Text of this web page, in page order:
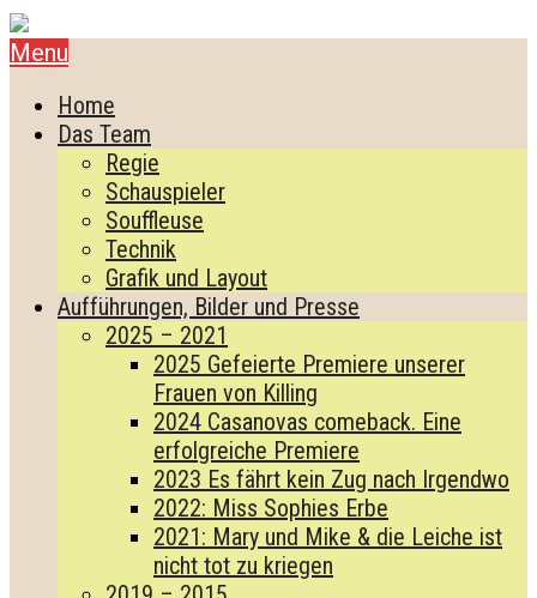
Menu
Home
Das Team
Regie
Schauspieler
Souffleuse
Technik
Grafik und Layout
Aufführungen, Bilder und Presse
2025 – 2021
2025 Gefeierte Premiere unserer
Frauen von Killing
2024 Casanovas comeback. Eine
erfolgreiche Premiere
2023 Es fährt kein Zug nach Irgendwo
2022: Miss Sophies Erbe
2021: Mary und Mike & die Leiche ist
nicht tot zu kriegen